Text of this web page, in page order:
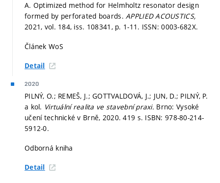
A. Optimized method for Helmholtz resonator design
formed by perforated boards.APPLIED ACOUSTICS,
2021, vol. 184, iss. 108341, p. 1-11. ISSN: 0003-682X.
Článek WoS
Detail
2020
PILNÝ, O.; REMEŠ, J.; GOTTVALDOVÁ, J.; JUN, D.; PILNÝ, P.
a kol. Virtuální realita ve stavební praxi. Brno: Vysoké
učení technické v Brně, 2020. 419 s. ISBN: 978-80-214-
5912-0.
Odborná kniha
Detail